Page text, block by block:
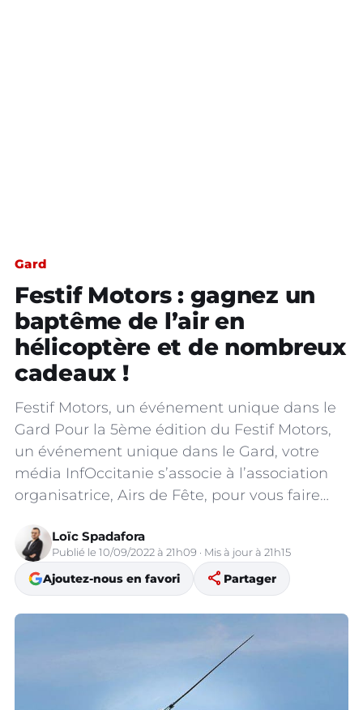
Gard
Festif Motors : gagnez un
baptême de l’air en
hélicoptère et de nombreux
cadeaux !
Festif Motors, un événement unique dans le
Gard Pour la 5ème édition du Festif Motors,
un événement unique dans le Gard, votre
média InfOccitanie s’associe à l’association
organisatrice, Airs de Fête, pour vous faire…
Loïc Spadafora
Publié le 10/09/2022 à 21h09 · Mis à jour à 21h15
Ajoutez-nous en favori share Partager